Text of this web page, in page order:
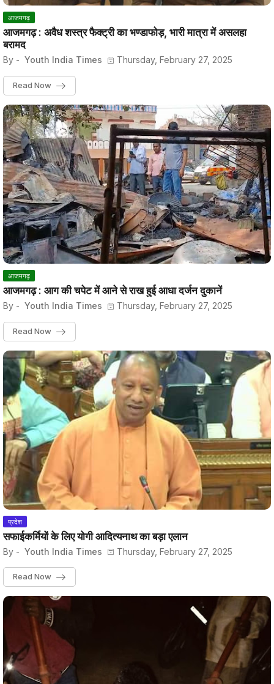
आजमगढ़
आजमगढ़ : अवैध शस्त्र फैक्ट्री का भण्डाफोड़, भारी मात्रा में असलहा
बरामद
By - Youth India Times Thursday, February 27, 2025
Read Now
आजमगढ़
आजमगढ़ : आग की चपेट में आने से राख हुई आधा दर्जन दुकानें
By - Youth India Times Thursday, February 27, 2025
Read Now
प्रदेश
सफाईकर्मियों के लिए योगी आदित्यनाथ का बड़ा एलान
By - Youth India Times Thursday, February 27, 2025
Read Now